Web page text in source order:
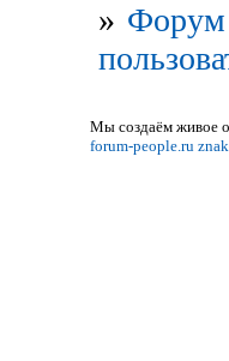
» Форум
Мы создаём живое
forum-people.ru